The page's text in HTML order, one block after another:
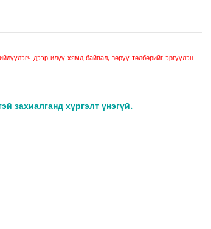
дээр илүү хямд байвал, зөрүү төлбөрийг эргүүлэн
захиалганд хүргэлт үнэгүй.